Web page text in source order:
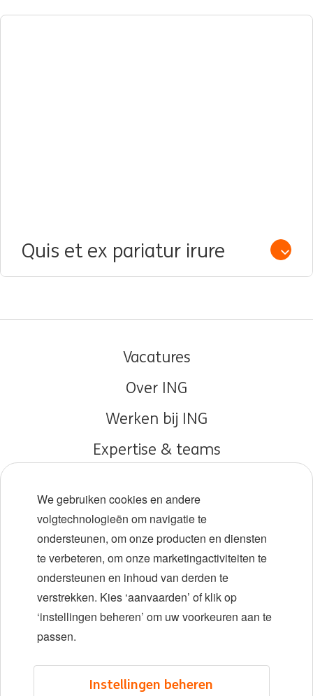
Quis et ex pariatur irure Open
Vacatures
Over ING
Werken bij ING
Expertise & teams
Diversiteit en inclusie
Locaties
Evenementen
©2026 ING
We gebruiken cookies en andere
volgtechnologieën om navigatie te
ondersteunen, om onze producten en diensten
te verbeteren, om onze marketingactiviteiten te
ondersteunen en inhoud van derden te
verstrekken. Kies ‘aanvaarden’ of klik op
‘instellingen beheren’ om uw voorkeuren aan te
passen.
Instellingen beheren